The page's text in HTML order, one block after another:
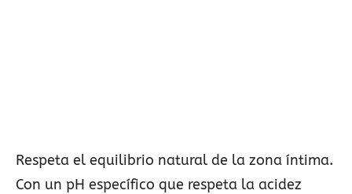
Respeta el equilibrio natural de la zona íntima.
Con un pH específico que respeta la acidez